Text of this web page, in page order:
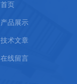
首页
产品展示
技术文章
在线留言